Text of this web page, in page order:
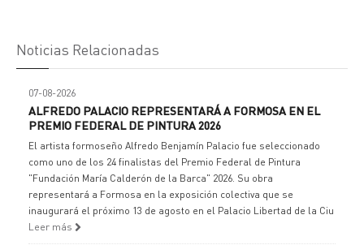
Noticias Relacionadas
07-08-2026
ALFREDO PALACIO REPRESENTARÁ A FORMOSA EN EL
PREMIO FEDERAL DE PINTURA 2026
El artista formoseño Alfredo Benjamín Palacio fue seleccionado
como uno de los 24 finalistas del Premio Federal de Pintura
"Fundación María Calderón de la Barca" 2026. Su obra
representará a Formosa en la exposición colectiva que se
inaugurará el próximo 13 de agosto en el Palacio Libertad de la Ciu
Leer más